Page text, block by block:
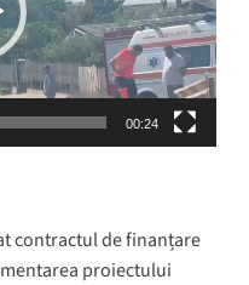
00:24
contractul de finanțare
proiectului